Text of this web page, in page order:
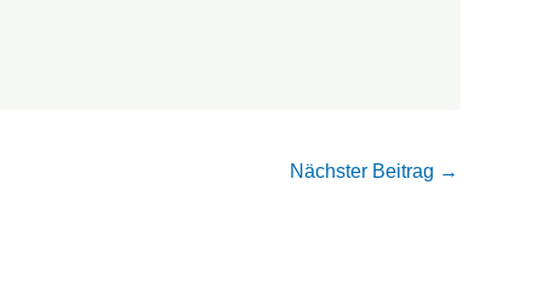
Nächster Beitrag →